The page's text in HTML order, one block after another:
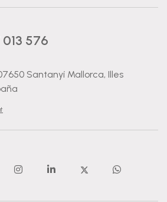
576
Santanyí Mallorca, Illes